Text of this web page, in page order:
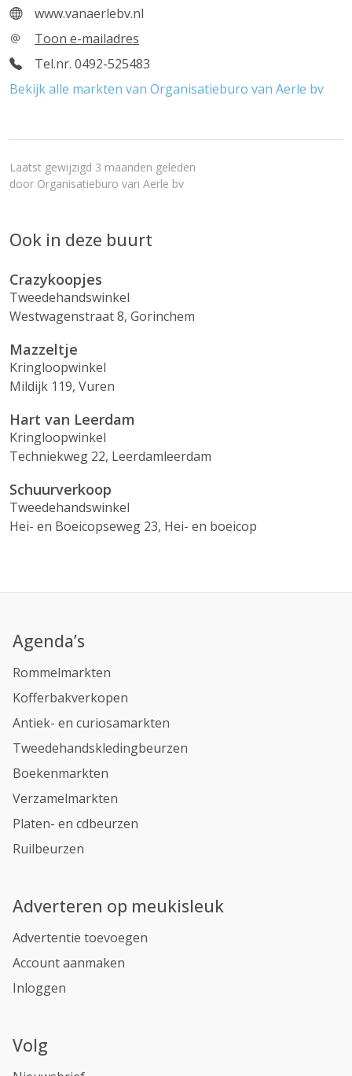
www.vanaerlebv.nl
Toon e-mailadres
Tel.nr. 0492-525483
Bekijk alle markten van Organisatieburo van Aerle bv
Laatst gewijzigd 3 maanden geleden
door Organisatieburo van Aerle bv
Ook in deze buurt
Crazykoopjes
Tweedehandswinkel
Westwagenstraat 8, Gorinchem
Mazzeltje
Kringloopwinkel
Mildijk 119, Vuren
Hart van Leerdam
Kringloopwinkel
Techniekweg 22, Leerdamleerdam
Schuurverkoop
Tweedehandswinkel
Hei- en Boeicopseweg 23, Hei- en boeicop
Agenda’s
Rommelmarkten
Kofferbakverkopen
Antiek- en curiosamarkten
Tweedehandskledingbeurzen
Boekenmarkten
Verzamelmarkten
Platen- en cdbeurzen
Ruilbeurzen
Adverteren op meukisleuk
Advertentie toevoegen
Account aanmaken
Inloggen
Volg